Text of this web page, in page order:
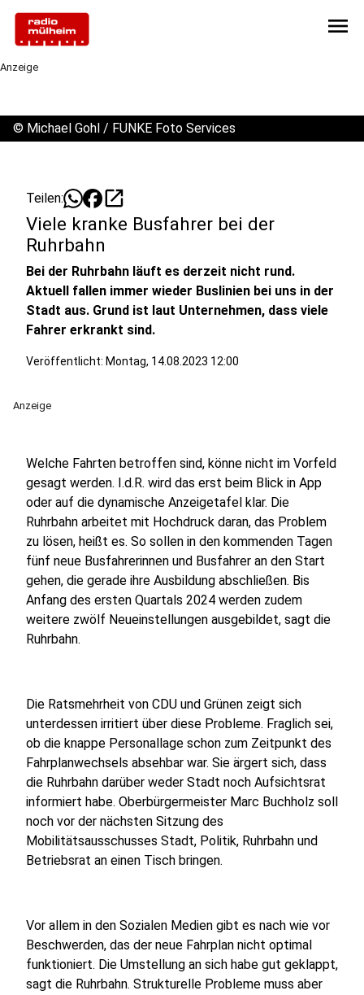
menu
Anzeige
© Michael Gohl / FUNKE Foto Services
Teilen: open_in_new
Viele kranke Busfahrer bei der
Ruhrbahn
Bei der Ruhrbahn läuft es derzeit nicht rund.
Aktuell fallen immer wieder Buslinien bei uns in der
Stadt aus. Grund ist laut Unternehmen, dass viele
Fahrer erkrankt sind.
Veröffentlicht: Montag, 14.08.2023 12:00
Anzeige
Welche Fahrten betroffen sind, könne nicht im Vorfeld
gesagt werden. I.d.R. wird das erst beim Blick in App
oder auf die dynamische Anzeigetafel klar. Die
Ruhrbahn arbeitet mit Hochdruck daran, das Problem
zu lösen, heißt es. So sollen in den kommenden Tagen
fünf neue Busfahrerinnen und Busfahrer an den Start
gehen, die gerade ihre Ausbildung abschließen. Bis
Anfang des ersten Quartals 2024 werden zudem
weitere zwölf Neueinstellungen ausgebildet, sagt die
Ruhrbahn.
Die Ratsmehrheit von CDU und Grünen zeigt sich
unterdessen irritiert über diese Probleme. Fraglich sei,
ob die knappe Personallage schon zum Zeitpunkt des
Fahrplanwechsels absehbar war. Sie ärgert sich, dass
die Ruhrbahn darüber weder Stadt noch Aufsichtsrat
informiert habe. Oberbürgermeister Marc Buchholz soll
noch vor der nächsten Sitzung des
Mobilitätsausschusses Stadt, Politik, Ruhrbahn und
Betriebsrat an einen Tisch bringen.
Vor allem in den Sozialen Medien gibt es nach wie vor
Beschwerden, das der neue Fahrplan nicht optimal
funktioniert. Die Umstellung an sich habe gut geklappt,
sagt die Ruhrbahn. Strukturelle Probleme muss aber